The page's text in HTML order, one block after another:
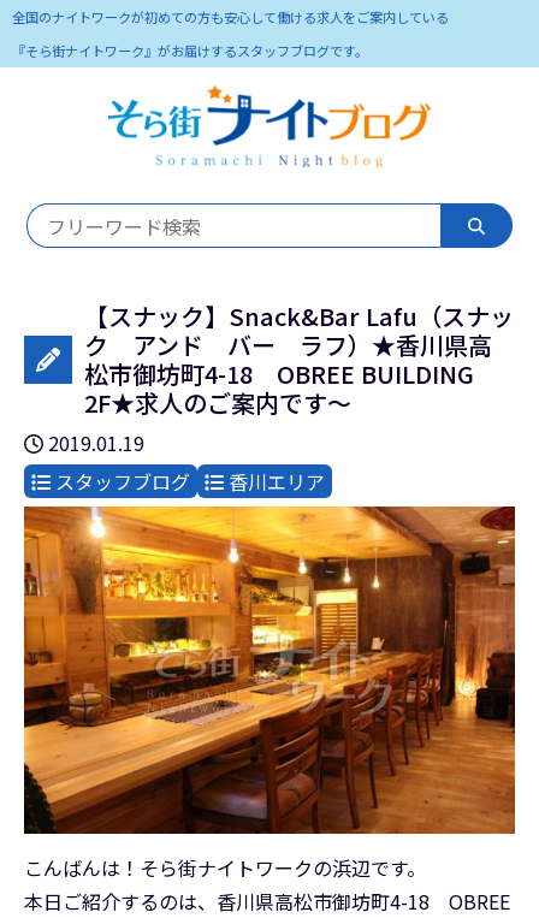
全国のナイトワークが初めての方も安心して働ける求人をご案内している
『そら街ナイトワーク』がお届けするスタッフブログです。
【スナック】Snack&Bar Lafu（スナッ
ク アンド バー ラフ）★香川県高
松市御坊町4-18 OBREE BUILDING
2F★求人のご案内です～
2019.01.19
スタッフブログ
香川エリア
こんばんは！そら街ナイトワークの浜辺です。
本日ご紹介するのは、香川県高松市御坊町4-18 OBREE